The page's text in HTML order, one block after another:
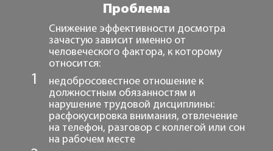
Проблема
Снижение эффективности досмотра
зачастую зависит именно от
человеческого фактора, к которому
относится:
недобросовестное отношение к
должностным обязанностям и
нарушение трудовой дисциплины:
расфокусировка внимания, отвлечение
на телефон, разговор с коллегой или сон
на рабочем месте